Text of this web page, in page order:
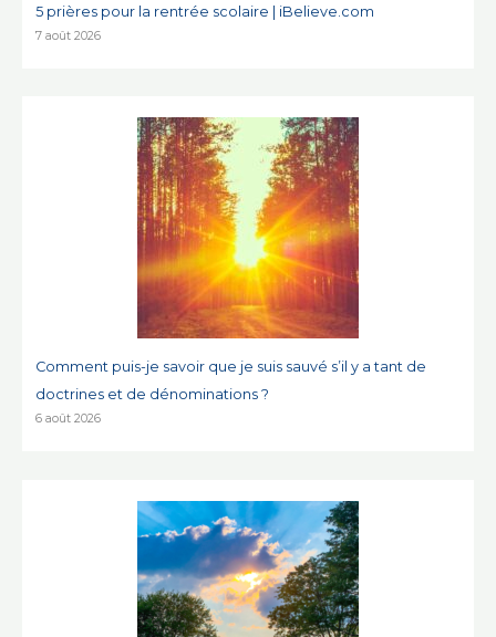
5 prières pour la rentrée scolaire | iBelieve.com
7 août 2026
Comment puis-je savoir que je suis sauvé s’il y a tant de
doctrines et de dénominations ?
6 août 2026